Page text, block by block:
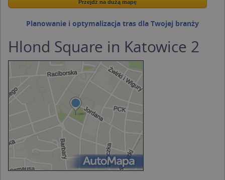
Przejdź na dużą mapę
Przejdź na dużą mapę
Planowanie i optymalizacja tras dla Twojej branży
Hlond Square in Katowice 2